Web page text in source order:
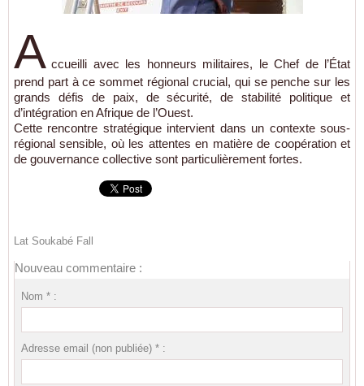
A ccueilli avec les honneurs militaires, le Chef de l’État
prend part à ce sommet régional crucial, qui se penche sur les
grands défis de paix, de sécurité, de stabilité politique et
d’intégration en Afrique de l’Ouest.
Cette rencontre stratégique intervient dans un contexte sous-
régional sensible, où les attentes en matière de coopération et
de gouvernance collective sont particulièrement fortes.
Lat Soukabé Fall
Nouveau commentaire :
Nom * :
Adresse email (non publiée) * :